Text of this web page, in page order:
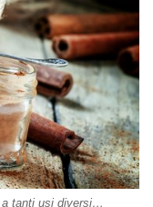
a tanti usi diversi…